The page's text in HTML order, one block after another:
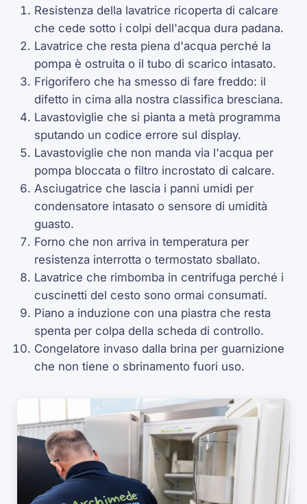
Resistenza della lavatrice ricoperta di calcare
che cede sotto i colpi dell'acqua dura padana.
Lavatrice che resta piena d'acqua perché la
pompa è ostruita o il tubo di scarico intasato.
Frigorifero che ha smesso di fare freddo: il
difetto in cima alla nostra classifica bresciana.
Lavastoviglie che si pianta a metà programma
sputando un codice errore sul display.
Lavastoviglie che non manda via l'acqua per
pompa bloccata o filtro incrostato di calcare.
Asciugatrice che lascia i panni umidi per
condensatore intasato o sensore di umidità
guasto.
Forno che non arriva in temperatura per
resistenza interrotta o termostato sballato.
Lavatrice che rimbomba in centrifuga perché i
cuscinetti del cesto sono ormai consumati.
Piano a induzione con una piastra che resta
spenta per colpa della scheda di controllo.
Congelatore invaso dalla brina per guarnizione
che non tiene o sbrinamento fuori uso.